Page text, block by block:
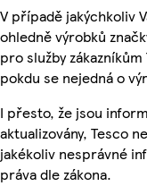
V případě jakýchkoliv
ohledně výrobků
pro služby
pokdu se nejedná o
I přesto, že jsou
aktualizovány, Tesco
jakékoliv nesprávné
práva dle zákona.